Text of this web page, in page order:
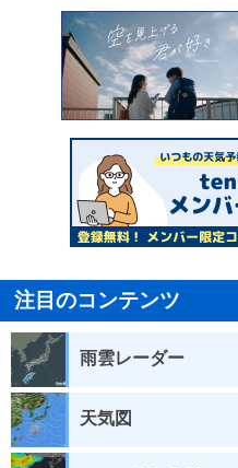
注目のコンテンツ
雨雲レーダー
天気図